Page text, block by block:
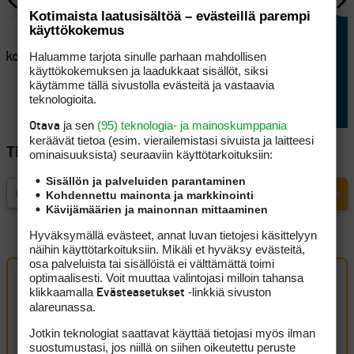
AJANKOHTAISTA
sunnuntaina hyvin
erikoisessa golftriathlonissa
Tilaa Golfpisteen uutiskirje
Artikkelin kommentit (4 kpl)
jipsi11 heinäkuun, 2025 15:40
Kotimaista laatusisältöä – evästeillä parempi
käyttökokemus
Haluamme tarjota sinulle parhaan mahdollisen
käyttökokemuksen ja laadukkaat sisällöt, siksi
käytämme tällä sivustolla evästeitä ja vastaavia
teknologioita.
Otava ja sen (95) teknologia- ja mainoskumppania
keräävät tietoa (esim. vierailemis­tasi sivuista ja laitteesi
ominaisuuk­sista) seuraaviin käyttötarkoituksiin:
Sisällön ja palveluiden parantaminen
Kohdennettu mainonta ja markkinointi
Kävijämäärien ja mainonnan mittaaminen
Hyväksymällä evästeet, annat luvan tietojesi käsittelyyn
näihin käyttötarkoituksiin. Mikäli et hyväksy evästeitä,
osa palveluista tai sisällöistä ei välttämättä toimi
optimaalisesti. Voit muuttaa valintojasi milloin tahansa
klikkaamalla Evästeasetukset -linkkiä sivuston
alareunassa.
Jotkin teknologiat saattavat käyttää tietojasi myös ilman
suostumustasi, jos niillä on siihen oikeutettu peruste